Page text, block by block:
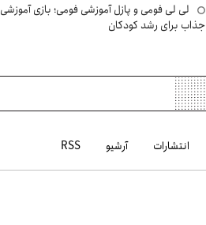
لی لی فومی و پازل آموزشی فومی؛ بازی آموزشی
جذاب برای رشد کودکان
انتشارات آرشیو RSS